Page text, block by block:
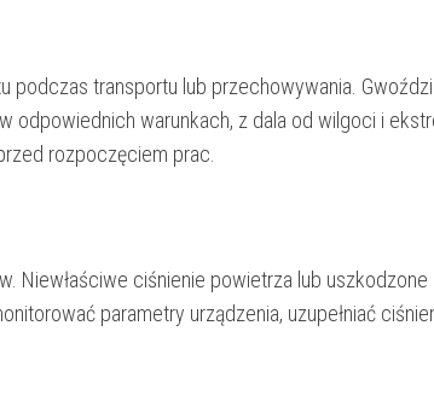
transportu lub przechowywania.
odpowiednich warunkach, z dala od wilgoci i
rozpoczęciem prac.
Niewłaściwe ciśnienie powietrza lub
parametry urządzenia, uzupełniać